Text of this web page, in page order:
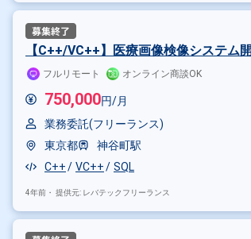
【C++/VC++】医療画像検像システム
フルリモート オンライン商談OK
750,000円/月
業務委託(フリーランス)
東京都
神谷町駅
C++
VC++ SQL
4年前・ 提供元: レバテックフリーランス